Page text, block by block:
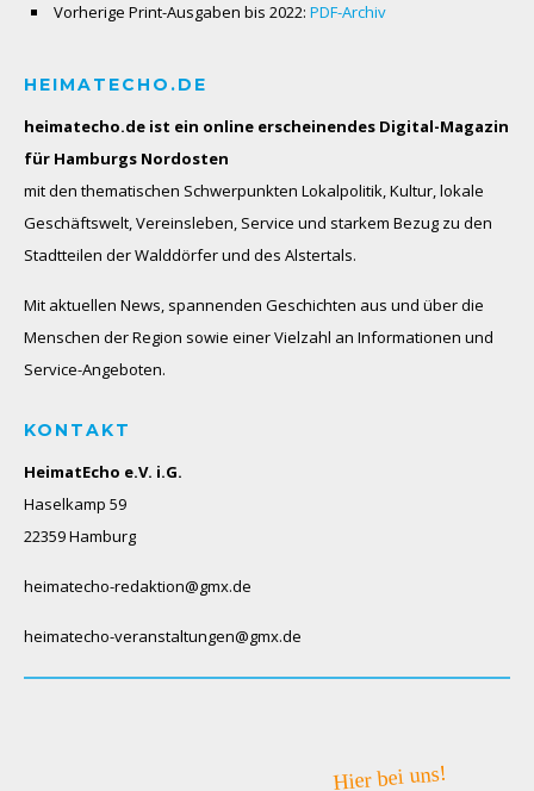
Vorherige Print-Ausgaben bis 2022: PDF-Archiv
HEIMATECHO.DE
heimatecho.de ist ein online erscheinendes Digital-Magazin
für Hamburgs Nordosten
mit den thematischen Schwerpunkten Lokalpolitik, Kultur, lokale
Geschäftswelt, Vereinsleben, Service und starkem Bezug zu den
Stadtteilen der Walddörfer und des Alstertals.
Mit aktuellen News, spannenden Geschichten aus und über die
Menschen der Region sowie einer Vielzahl an Informationen und
Service-Angeboten.
KONTAKT
HeimatEcho e.V. i.G.
Haselkamp 59
22359 Hamburg
heimatecho-redaktion@gmx.de
heimatecho-veranstaltungen@gmx.de